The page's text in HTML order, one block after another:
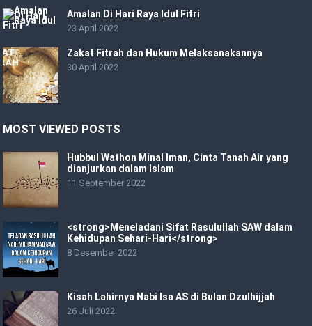
Amalan Di Hari Raya Idul Fitri
23 April 2022
Zakat Fitrah dan Hukum Melaksanakannya
30 April 2022
MOST VIEWED POSTS
Hubbul Wathon Minal Iman, Cinta Tanah Air yang
dianjurkan dalam Islam
11 September 2022
<strong>Meneladani Sifat Rasulullah SAW dalam
Kehidupan Sehari-Hari</strong>
8 Desember 2022
Kisah Lahirnya Nabi Isa AS di Bulan Dzulhijjah
26 Juli 2022